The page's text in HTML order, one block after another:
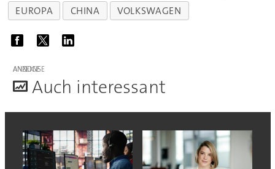
EUROPA
CHINA VOLKSWAGEN
ANZEIGE
Auch interessant